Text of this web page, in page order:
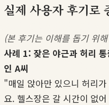
실제 사용자 후기로
(본 후기는 이해를 돕기 위
사례 1: 잦은 야근과 허리
인 A씨
"매일 앉아만 있으니 허리
요. 헬스장은 갈 시간이 없